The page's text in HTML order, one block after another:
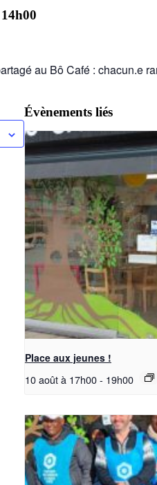
14h00
au Bô Café : chacun.e
Évènements liés
Place aux jeunes !
10 août à 17h00- 19h00